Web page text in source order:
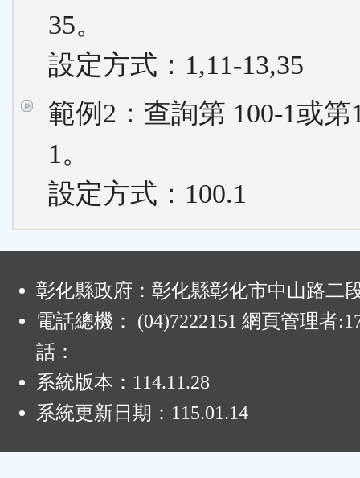
35。
設定方式：1,11-13,35
範例2：查詢第 100-1或第
1。
設定方式：100.1
彰化縣政府：彰化縣彰化市中山路二
電話總機： (04)7222151 網頁管理者
話：
系統版本： 114.11.28
系統更新日期： 115.01.14